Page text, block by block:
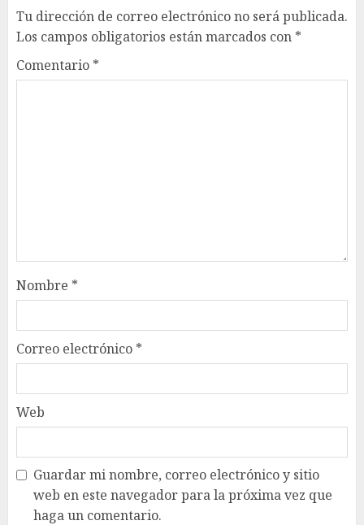
Tu dirección de correo electrónico no será publicada.
Los campos obligatorios están marcados con *
Comentario *
Nombre *
Correo electrónico *
Web
Guardar mi nombre, correo electrónico y sitio
web en este navegador para la próxima vez que
haga un comentario.